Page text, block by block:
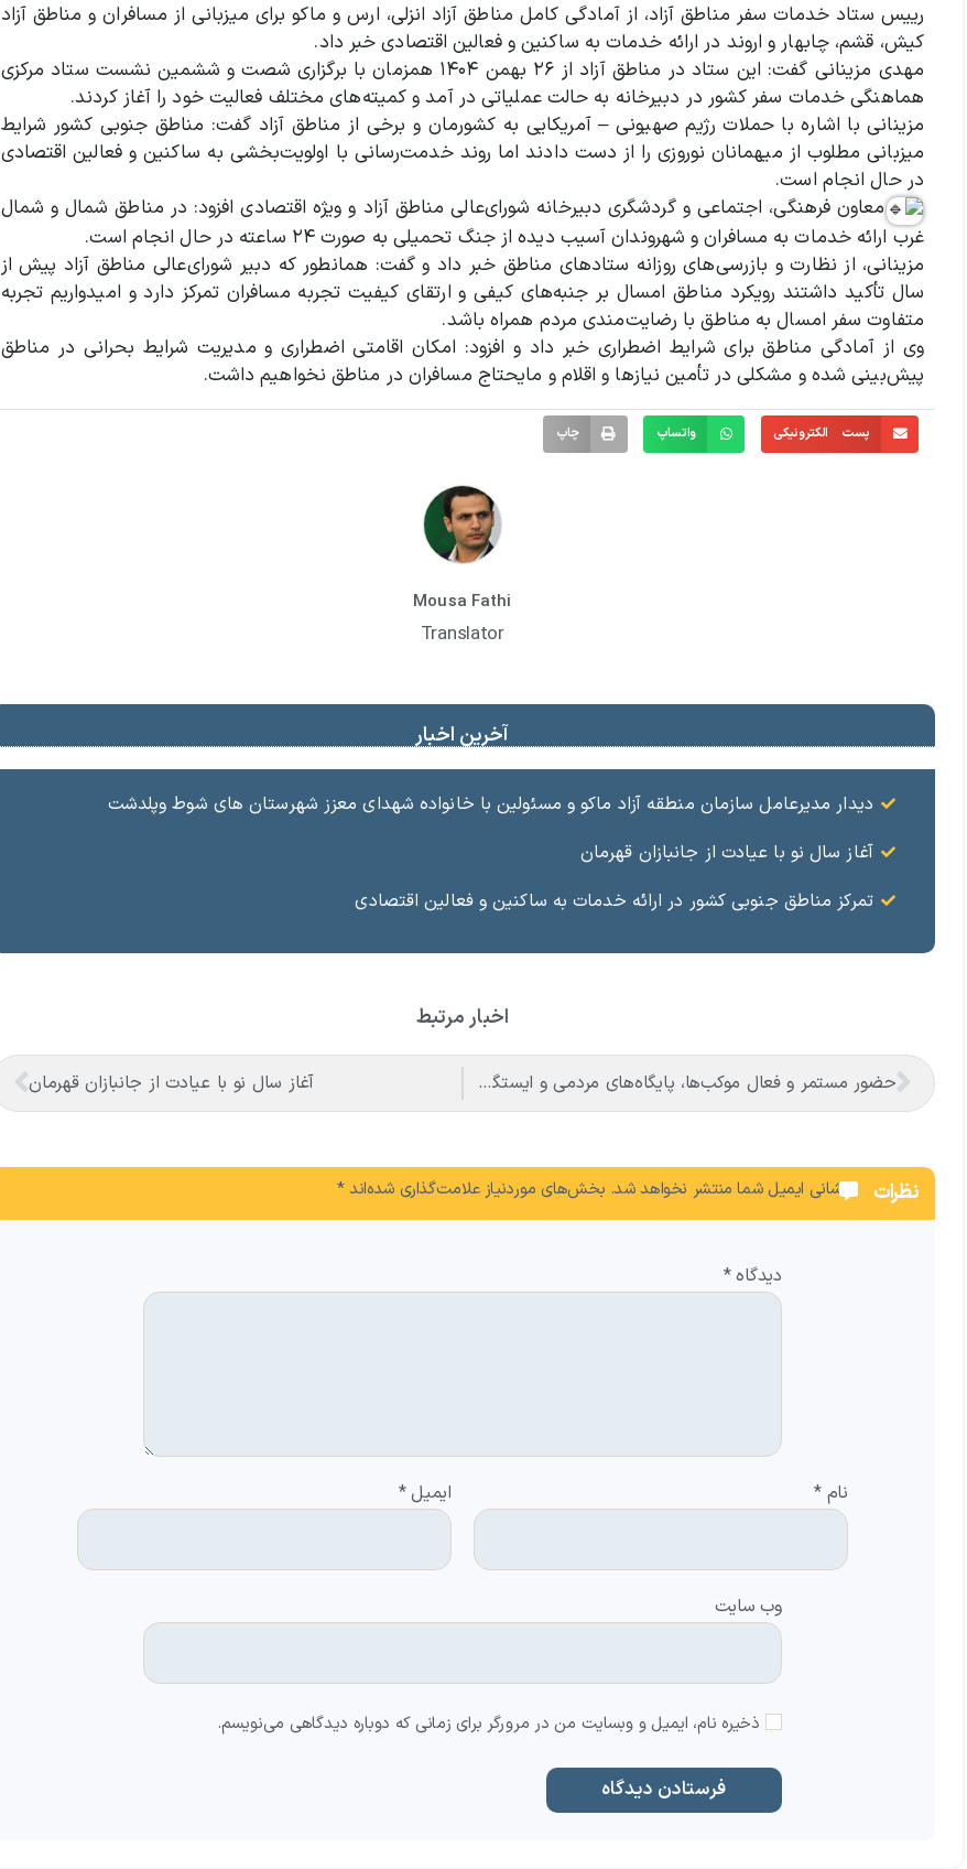
رییس ستاد خدمات سفر مناطق آزاد، از آمادگی کامل مناطق آزاد انزلی، ارس و ماکو برای میزبانی از مسافران و مناطق آزاد
کیش، قشم، چابهار و اروند در ارائه خدمات به ساکنین و فعالین اقتصادی خبر داد.
مهدی مزینانی گفت: این ستاد در مناطق آزاد از ۲۶ بهمن ۱۴۰۴ همزمان با برگزاری شصت و ششمین نشست ستاد مرکزی
هماهنگی خدمات سفر کشور در دبیرخانه به حالت عملیاتی در آمد و کمیته‌های مختلف فعالیت خود را آغاز کردند.
مزینانی با اشاره با حملات رژیم صهیونی – آمریکایی به کشورمان و برخی از مناطق آزاد گفت: مناطق جنوبی کشور شرایط
میزبانی مطلوب از میهمانان نوروزی را از دست دادند اما روند خدمت‌رسانی با اولویت‌بخشی به ساکنین و فعالین اقتصادی
در حال انجام است.
معاون فرهنگی، اجتماعی و گردشگری دبیرخانه شورای‌عالی مناطق آزاد و ویژه اقتصادی افزود: در مناطق شمال و شمال
غرب ارائه خدمات به مسافران و شهروندان آسیب دیده از جنگ تحمیلی به صورت ۲۴ ساعته در حال انجام است.
مزینانی، از نظارت و بازرسی‌های روزانه ستادهای مناطق خبر داد و گفت: همانطور که دبیر شورای‌عالی مناطق آزاد پیش از
سال تأکید داشتند رویکرد مناطق امسال بر جنبه‌های کیفی و ارتقای کیفیت تجربه مسافران تمرکز دارد و امیدواریم تجربه
متفاوت سفر امسال به مناطق با رضایت‌مندی مردم همراه باشد.
وی از آمادگی مناطق برای شرایط اضطراری خبر داد و افزود: امکان اقامتی اضطراری و مدیریت شرایط بحرانی در مناطق
پیش‌بینی شده و مشکلی در تأمین نیازها و اقلام و مایحتاج مسافران در مناطق نخواهیم داشت.
پست الکترونیکی واتساپ چاپ
Mousa Fathi
Translator
آخرین اخبار
دیدار مدیرعامل سازمان منطقه آزاد ماکو و مسئولین با خانواده شهدای معزز شهرستان های شوط وپلدشت
آغاز سال نو با عیادت از جانبازان قهرمان
تمرکز مناطق جنوبی کشور در ارائه خدمات به ساکنین و فعالین اقتصادی
اخبار مرتبط
حضور مستمر و فعال موکب‌ها، پایگاه‌های مردمی و ایستگاه‌های صلواتی، تجلی اراده‌ای پولادین در منطقه آزاد ماکو آغاز سال نو با عیادت از جانبازان قهرمان
نظرات نشانی ایمیل شما منتشر نخواهد شد. بخش‌های موردنیاز علامت‌گذاری شده‌اند*
دیدگاه*
نام* ایمیل*
وب‌ سایت
ذخیره نام، ایمیل و وبسایت من در مرورگر برای زمانی که دوباره دیدگاهی می‌نویسم.